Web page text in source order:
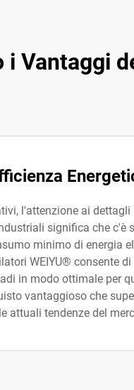
i Vantaggi
l'attenzione ai
significa che c'è
minimo di energia
WEIYU® consente
in modo ottimale per
vantaggioso che
attuali tendenze del